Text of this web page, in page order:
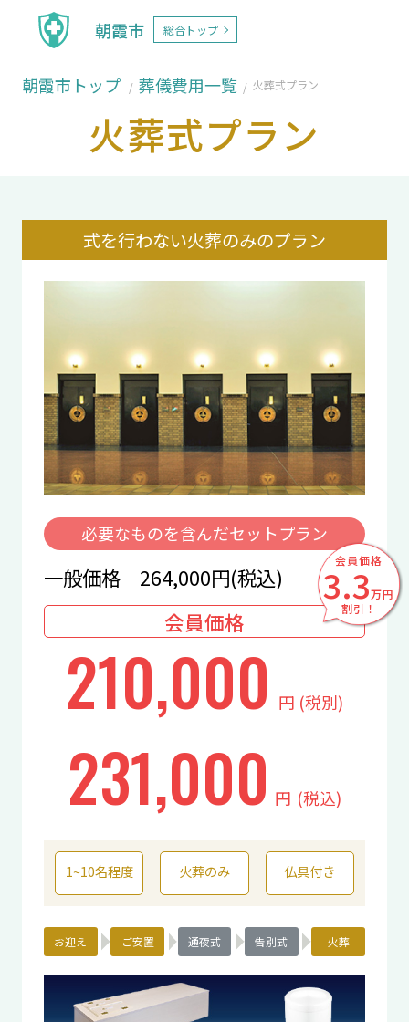
朝霞市 総合トップ
朝霞市トップ 葬儀費用一覧 火葬式プラン
火葬式プラン
式を行わない火葬のみのプラン
必要なものを含んだセットプラン
一般価格 264,000円(税込)
会員価格
会員価格
3.3万円
割引！
210,000 円 (税別)
231,000 円 (税込)
1~10名程度 火葬のみ 仏具付き
お迎え ご安置 通夜式 告別式 火葬